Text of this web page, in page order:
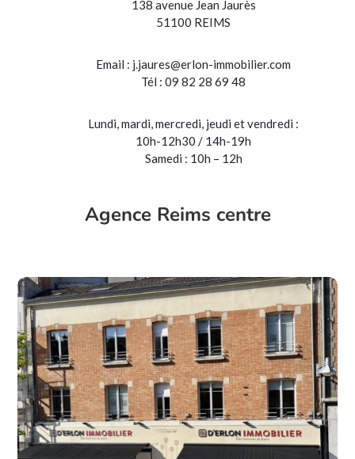
138 avenue Jean Jaurès
51100 REIMS
Email : j.jaures@erlon-immobilier.com
Tél : 09 82 28 69 48
Lundi, mardi, mercredi, jeudi et vendredi :
10h-12h30 / 14h-19h
Samedi : 10h – 12h
Agence Reims centre